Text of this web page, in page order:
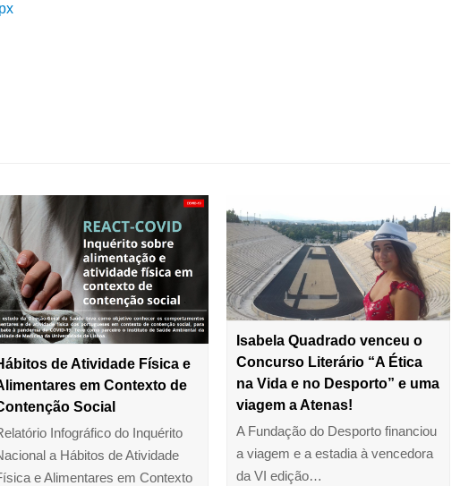
de Atividade Física e
em Contexto de
Social
Infográfico do Inquérito
a Hábitos de Atividade
e Alimentares em Contexto
Isabela Quadrado venceu o
Concurso Literário “A Ética
na Vida e no Desporto” e uma
viagem a Atenas!
A Fundação do Desporto financiou
a viagem e a estadia à vencedora
da VI edição…